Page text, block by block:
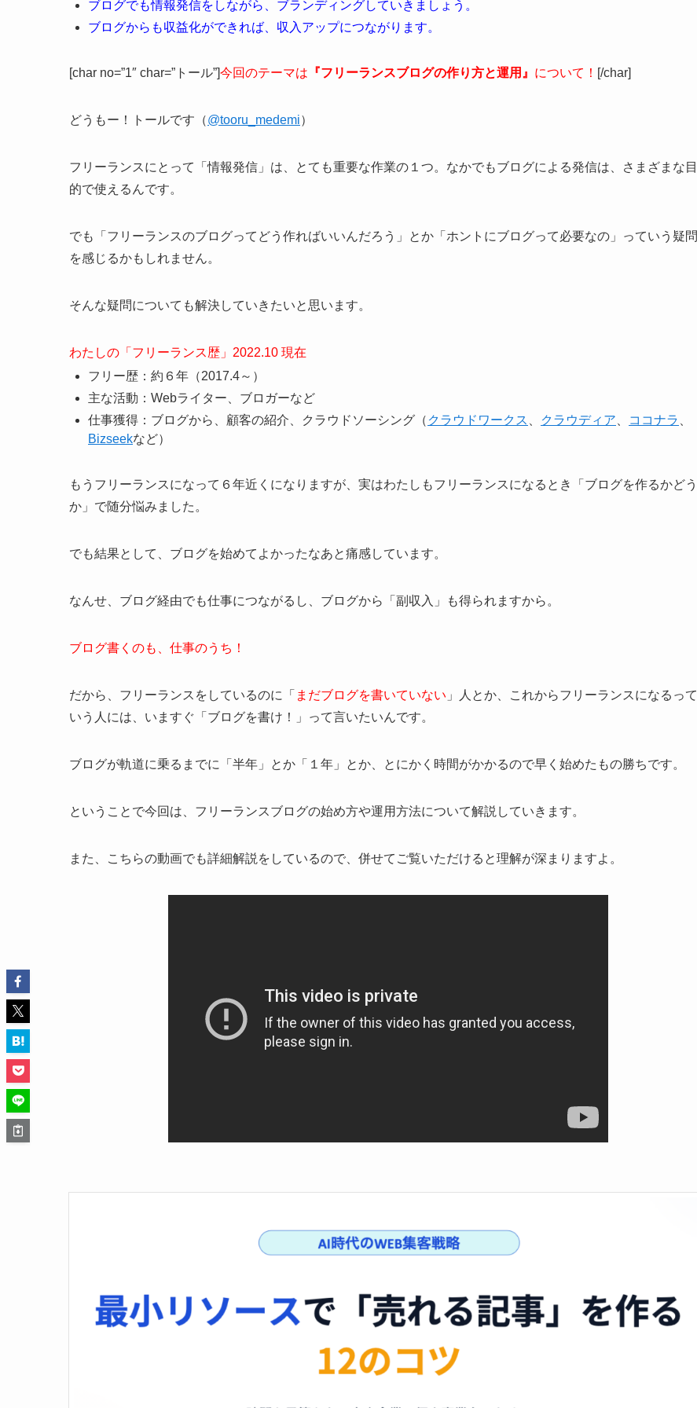
ブログでも情報発信をしながら、ブランディングしていきましょう。
ブログからも収益化ができれば、収入アップにつながります。
[char no=”1″ char=”トール”]今回のテーマは 『フリーランスブログの作り方と運用』 について！ [/char]
どうもー！トールです（@tooru_medemi）
フリーランスにとって「情報発信」は、とても重要な作業の１つ。なかでもブログによる発信は、さまざまな目
的で使えるんです。
でも「フリーランスのブログってどう作ればいいんだろう」とか「ホントにブログって必要なの」っていう疑問
を感じるかもしれません。
そんな疑問についても解決していきたいと思います。
わたしの「フリーランス歴」2022.10 現在
フリー歴：約６年（2017.4～）
主な活動：Webライター、ブロガーなど
仕事獲得：ブログから、顧客の紹介、クラウドソーシング（ クラウドワークス クラウディア ココナラ
Bizseekなど）
もうフリーランスになって６年近くになりますが、実はわたしもフリーランスになるとき「ブログを作るかどう
か」で随分悩みました。
でも結果として、ブログを始めてよかったなあと痛感しています。
なんせ、 ブログ経由でも仕事につながるし、ブログから「副収入」も得られますから 。
ブログ書くのも、仕事のうち！
だから、フリーランスをしているのに「 まだブログを書いていない 」人とか、これからフリーランスになるって
いう人には、いますぐ「ブログを書け！」って言いたいんです。
ブログが軌道に乗るまでに「半年」とか「１年」とか、とにかく時間がかかるので早く始めたもの勝ちです。
ということで今回は、フリーランスブログの始め方や運用方法について解説していきます。
また、こちらの動画でも詳細解説をしているので、併せてご覧いただけると理解が深まりますよ。